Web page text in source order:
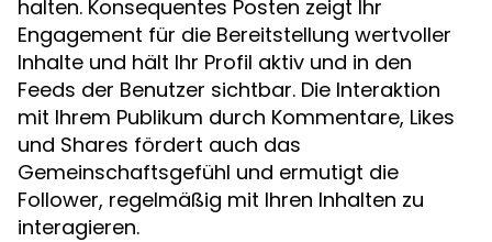
halten. Konsequentes Posten zeigt Ihr
Engagement für die Bereitstellung wertvoller
Inhalte und hält Ihr Profil aktiv und in den
Feeds der Benutzer sichtbar. Die Interaktion
mit Ihrem Publikum durch Kommentare, Likes
und Shares fördert auch das
Gemeinschaftsgefühl und ermutigt die
Follower, regelmäßig mit Ihren Inhalten zu
interagieren.